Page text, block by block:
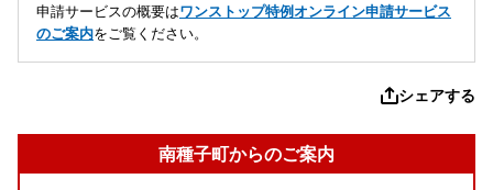
申請サービスの概要はワンストップ特例オンライン申請サービス
のご案内をご覧ください。
シェアする
南種子町からのご案内